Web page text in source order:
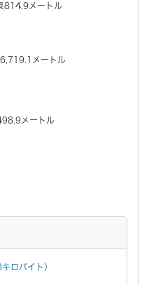
814.9メートル
メートル
メートル
ロバイト）